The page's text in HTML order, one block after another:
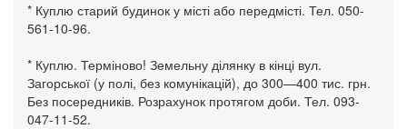
* Куплю старий будинок у місті або передмісті. Тел. 050-
561-10-96.
* Куплю. Терміново! Земельну ділянку в кінці вул.
Загорської (у полі, без комунікацій), до 300—400 тис. грн.
Без посередників. Розрахунок протягом доби. Тел. 093-
047-11-52.